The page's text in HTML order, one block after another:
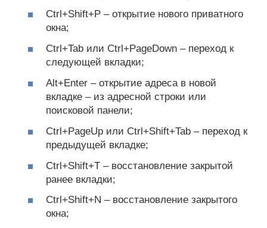
Ctrl+Shift+P – открытие нового приватного
окна;
Ctrl+Tab или Ctrl+PageDown – переход к
следующей вкладки;
Alt+Enter – открытие адреса в новой
вкладке – из адресной строки или
поисковой панели;
Ctrl+PageUp или Ctrl+Shift+Tab – переход к
предыдущей вкладке;
Ctrl+Shift+T – восстановление закрытой
ранее вкладки;
Ctrl+Shift+N – восстановление закрытого
окна;